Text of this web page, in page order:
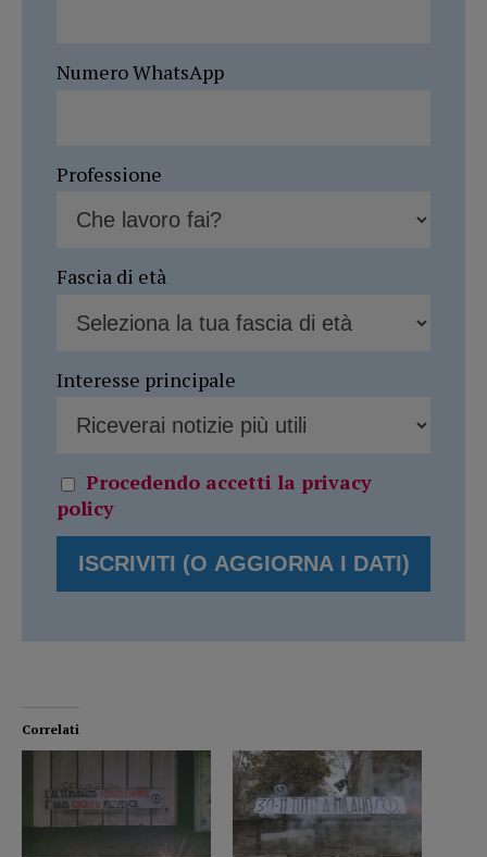
Numero WhatsApp
Professione
Fascia di età
Interesse principale
Procedendo accetti la privacy
policy
Correlati